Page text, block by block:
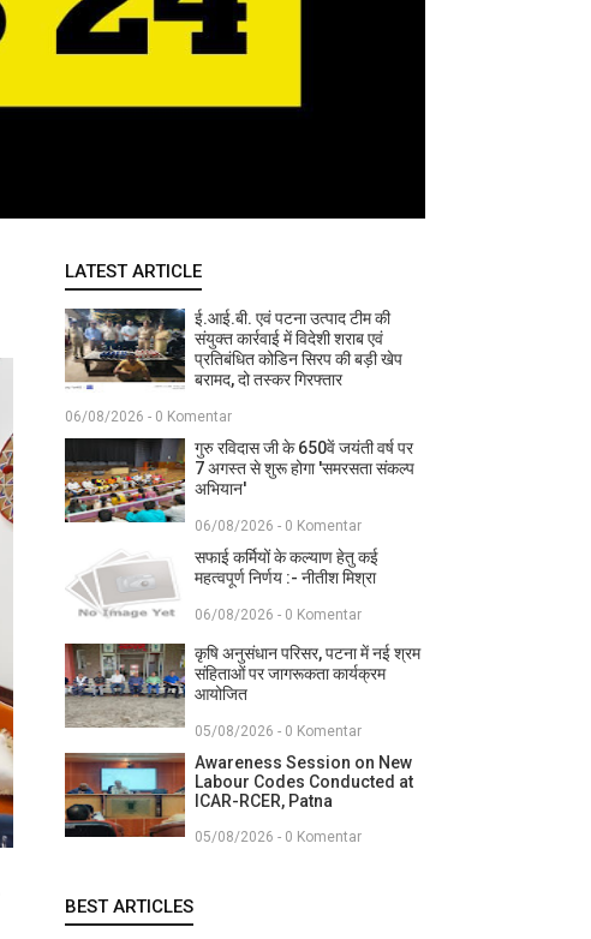
LATEST ARTICLE
ई.आई.बी. एवं पटना उत्पाद टीम की
संयुक्त कार्रवाई में विदेशी शराब एवं
प्रतिबंधित कोडिन सिरप की बड़ी खेप
बरामद, दो तस्कर गिरफ्तार
06/08/2026 - 0 Komentar
गुरु रविदास जी के 650वें जयंती वर्ष पर
7 अगस्त से शुरू होगा 'समरसता संकल्प
अभियान'
06/08/2026 - 0 Komentar
सफाई कर्मियों के कल्याण हेतु कई
महत्वपूर्ण निर्णय :- नीतीश मिश्रा
06/08/2026 - 0 Komentar
कृषि अनुसंधान परिसर, पटना में नई श्रम
संहिताओं पर जागरूकता कार्यक्रम
आयोजित
05/08/2026 - 0 Komentar
Awareness Session on New
Labour Codes Conducted at
ICAR-RCER, Patna
05/08/2026 - 0 Komentar
BEST ARTICLES